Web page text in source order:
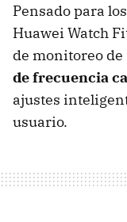
Pensado para
Huawei Watch
de monitoreo
de frecuencia
ajustes
usuario.